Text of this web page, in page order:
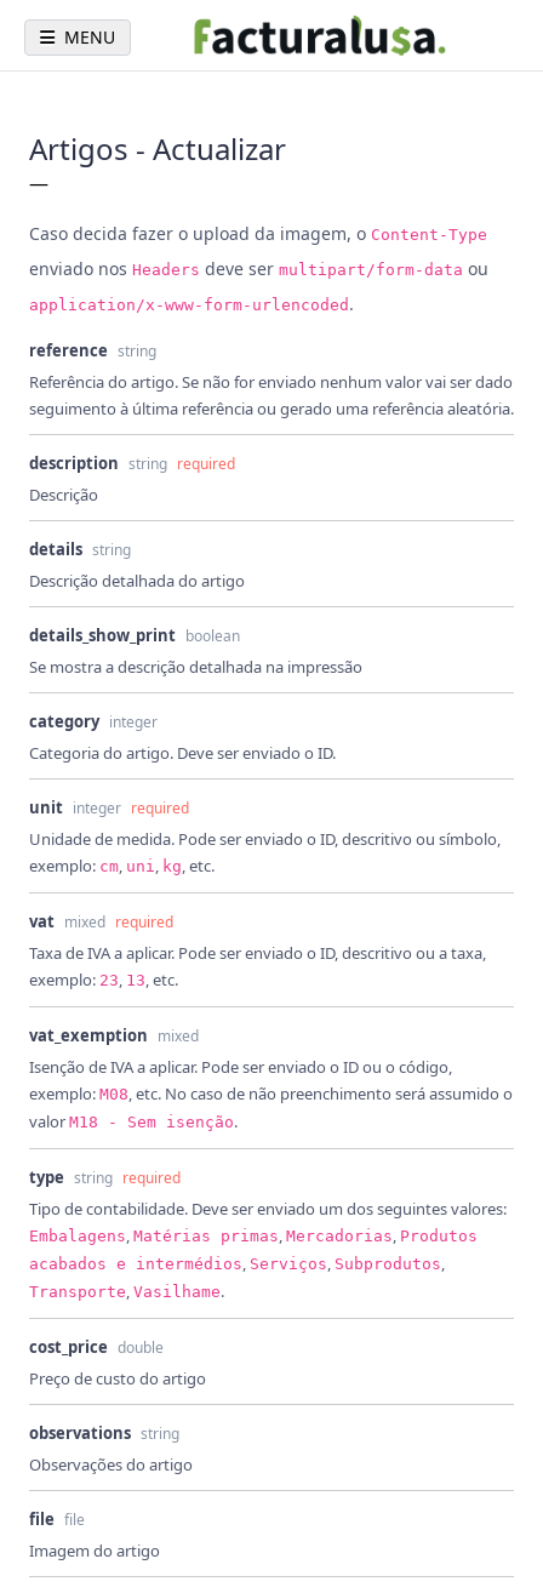
MENU
Artigos - Actualizar
—
Caso decida fazer o upload da imagem, o Content-Type
enviado nos Headers deve ser multipart/form-data ou
application/x-www-form-urlencoded .
reference string
Referência do artigo. Se não for enviado nenhum valor vai ser dado
seguimento à última referência ou gerado uma referência aleatória.
description string required
Descrição
details string
Descrição detalhada do artigo
details_show_print boolean
Se mostra a descrição detalhada na impressão
category integer
Categoria do artigo. Deve ser enviado o ID.
unit integer required
Unidade de medida. Pode ser enviado o ID, descritivo ou símbolo,
exemplo: cm, uni, kg, etc.
vat mixed required
Taxa de IVA a aplicar. Pode ser enviado o ID, descritivo ou a taxa,
exemplo: 23, 13, etc.
vat_exemption mixed
Isenção de IVA a aplicar. Pode ser enviado o ID ou o código,
exemplo: M08, etc. No caso de não preenchimento será assumido o
valor M18 - Sem isenção.
type string required
Tipo de contabilidade. Deve ser enviado um dos seguintes valores:
Embalagens, Matérias primas, Mercadorias, Produtos
acabados e intermédios, Serviços, Subprodutos,
Transporte, Vasilhame.
cost_price double
Preço de custo do artigo
observations string
Observações do artigo
file file
Imagem do artigo